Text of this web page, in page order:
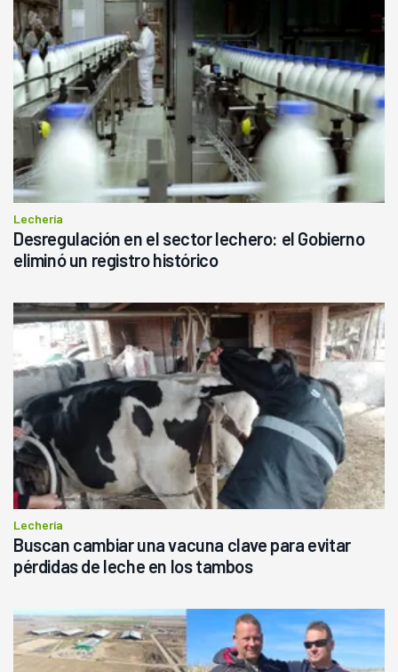
Lechería
Desregulación en el sector lechero: el Gobierno
eliminó un registro histórico
Lechería
Buscan cambiar una vacuna clave para evitar
pérdidas de leche en los tambos